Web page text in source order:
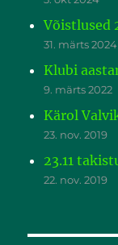
Võistlused
31. märts 2024
Klubi
9. märts 2022
Kärol
23. nov. 2019
23.11
22. nov. 2019